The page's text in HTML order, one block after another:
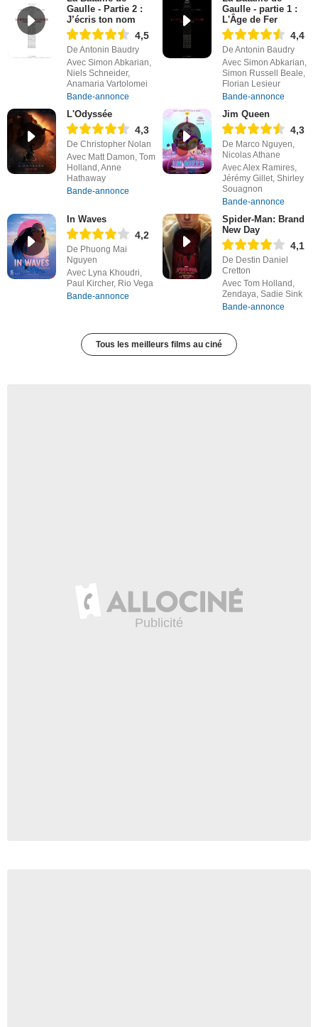
Gaulle - Partie 2 :
J’écris ton nom
4,5
De Antonin Baudry
Avec Simon Abkarian,
Niels Schneider,
Anamaria Vartolomei
Bande-annonce
Gaulle - partie 1 :
L'Âge de Fer
4,4
De Antonin Baudry
Avec Simon Abkarian,
Simon Russell Beale,
Florian Lesieur
Bande-annonce
L'Odyssée
4,3
De Christopher Nolan
Avec Matt Damon, Tom
Holland, Anne
Hathaway
Bande-annonce
Jim Queen
4,3
De Marco Nguyen,
Nicolas Athane
Avec Alex Ramires,
Jérémy Gillet, Shirley
Souagnon
Bande-annonce
In Waves
4,2
De Phuong Mai
Nguyen
Avec Lyna Khoudri,
Paul Kircher, Rio Vega
Bande-annonce
Spider-Man: Brand
New Day
4,1
De Destin Daniel
Cretton
Avec Tom Holland,
Zendaya, Sadie Sink
Bande-annonce
Tous les meilleurs films au ciné